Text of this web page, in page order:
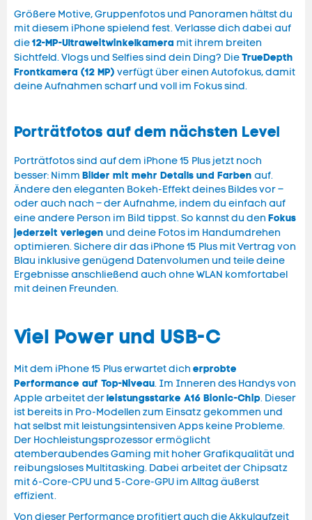
Größere Motive, Gruppenfotos und Panoramen hältst du
mit diesem iPhone spielend fest. Verlasse dich dabei auf
die12-MP-Ultraweitwinkelkamera mit ihrem breiten
Sichtfeld. Vlogs und Selfies sind dein Ding? DieTrueDepth
Frontkamera (12 MP) verfügt über einen Autofokus, damit
deine Aufnahmen scharf und voll im Fokus sind.
Porträtfotos auf dem nächsten Level
Porträtfotos sind auf dem iPhone 15 Plus jetzt noch
besser: Nimm Bilder mit mehr Details und Farben auf.
Ändere den eleganten Bokeh-Effekt deines Bildes vor –
oder auch nach – der Aufnahme, indem du einfach auf
eine andere Person im Bild tippst. So kannst du den Fokus
jederzeit verlegen und deine Fotos im Handumdrehen
optimieren. Sichere dir das iPhone 15 Plus mit Vertrag von
Blau inklusive genügend Datenvolumen und teile deine
Ergebnisse anschließend auch ohne WLAN komfortabel
mit deinen Freunden.
Viel Power und USB-C
Mit dem iPhone 15 Plus erwartet dich erprobte
Performance auf Top-Niveau. Im Inneren des Handys von
Apple arbeitet derleistungsstarke A16 Bionic-Chip. Dieser
ist bereits in Pro-Modellen zum Einsatz gekommen und
hat selbst mit leistungsintensiven Apps keine Probleme.
Der Hochleistungsprozessor ermöglicht
atemberaubendes Gaming mit hoher Grafikqualität und
reibungsloses Multitasking. Dabei arbeitet der Chipsatz
mit 6-Core-CPU und 5-Core-GPU im Alltag äußerst
effizient.
Von dieser Performance profitiert auch die Akkulaufzeit